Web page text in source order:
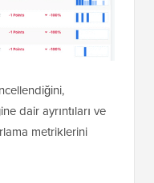
dair ayrıntıları ve
metriklerini